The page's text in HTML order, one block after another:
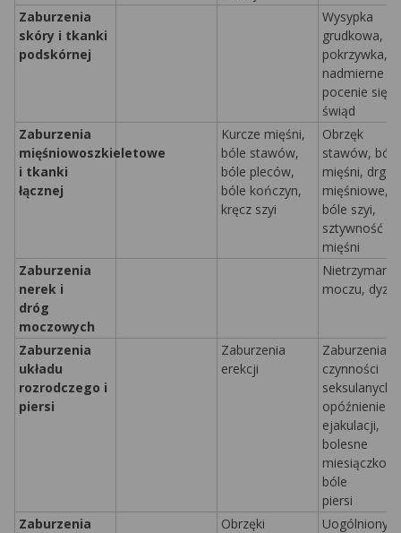
Zaburzenia
skóry i tkanki
podskórnej
Wysypka
grudkowa,
pokrzywka,
nadmierne
pocenie się,
świąd
Zaburzenia
mięśniowoszkieletowe
i tkanki
łącznej
Kurcze mięśni,
bóle stawów,
bóle pleców,
bóle kończyn,
kręcz szyi
Obrzęk
stawów, bóle
mięśni,
mięśniowe,
bóle szyi,
sztywność
mięśni
Zaburzenia
nerek i
dróg
moczowych
Nietrzymanie
moczu,
Zaburzenia
układu
rozrodczego i
piersi
Zaburzenia
erekcji
Zaburzenia
czynności
seksulanych,
opóźnienie
ejakulacji,
bolesne
bóle
piersi
Zaburzenia
Obrzęki
Uogólniony